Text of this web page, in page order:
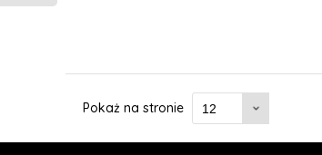
Pokaż na stronie